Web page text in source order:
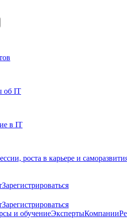
об IT
в IT
роста в карьере и
Зарегистрироваться
Зарегистрироваться
и обучениеЭкспертыКомпании